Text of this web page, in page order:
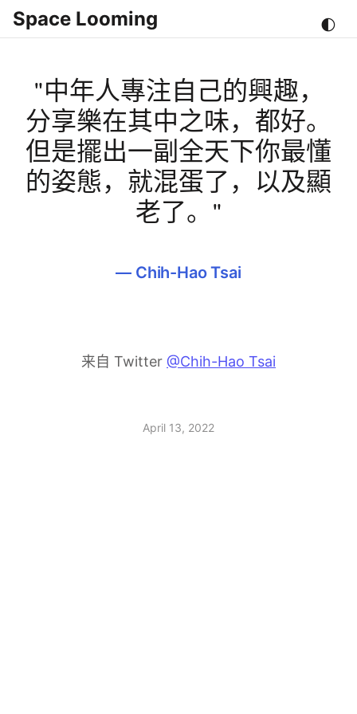
Space Looming 🌓
"中年人專注自己的興趣，
分享樂在其中之味，都好。
但是擺出一副全天下你最懂
的姿態，就混蛋了，以及顯
老了。"
— Chih-Hao Tsai
来自 Twitter @Chih-Hao Tsai
April 13, 2022